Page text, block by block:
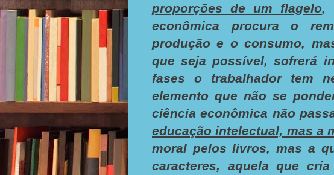
proporções de um flagelo,
econômica procura o
produção e o consumo,
que seja possível, sofrerá
fases o trabalhador tem
elemento que não se
ciência econômica não
educação intelectual, mas a
moral pelos livros, mas a
caracteres, aquela que